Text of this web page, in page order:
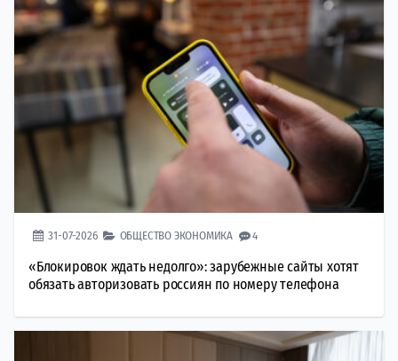
31-07-2026 ОБЩЕСТВО ЭКОНОМИКА 4
«Блокировок ждать недолго»: зарубежные сайты хотят
обязать авторизовать россиян по номеру телефона